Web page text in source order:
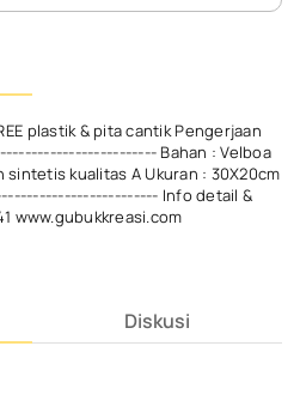
plastik & pita cantik Pengerjaan
Bahan : Velboa
kualitas A Ukuran : 30X20cm
Info detail &
www.gubukkreasi.com
Diskusi